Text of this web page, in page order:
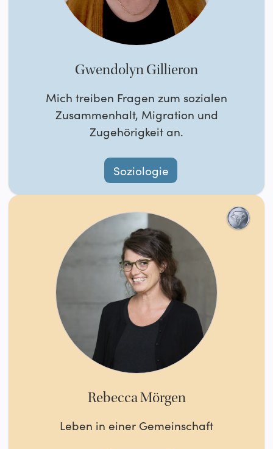
Gwendolyn Gillieron
Mich treiben Fragen zum sozialen
Zusammenhalt, Migration und
Zugehörigkeit an.
Soziologie
Rebecca Mörgen
Leben in einer Gemeinschaft